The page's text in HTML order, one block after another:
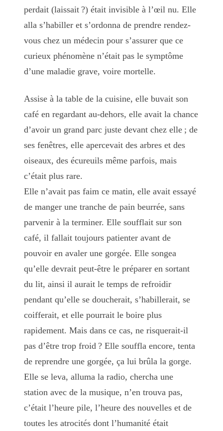
perdait (laissait ?) était invisible à l’œil nu. Elle
alla s’habiller et s’ordonna de prendre rendez-
vous chez un médecin pour s’assurer que ce
curieux phénomène n’était pas le symptôme
d’une maladie grave, voire mortelle.
Assise à la table de la cuisine, elle buvait son
café en regardant au-dehors, elle avait la chance
d’avoir un grand parc juste devant chez elle ; de
ses fenêtres, elle apercevait des arbres et des
oiseaux, des écureuils même parfois, mais
c’était plus rare.
Elle n’avait pas faim ce matin, elle avait essayé
de manger une tranche de pain beurrée, sans
parvenir à la terminer. Elle soufflait sur son
café, il fallait toujours patienter avant de
pouvoir en avaler une gorgée. Elle songea
qu’elle devrait peut-être le préparer en sortant
du lit, ainsi il aurait le temps de refroidir
pendant qu’elle se doucherait, s’habil­lerait, se
coifferait, et elle pourrait le boire plus
rapidement. Mais dans ce cas, ne risquerait-il
pas d’être trop froid ? Elle souffla encore, tenta
de reprendre une gorgée, ça lui brûla la gorge.
Elle se leva, alluma la radio, chercha une
station avec de la musique, n’en trouva pas,
c’était l’heure pile, l’heure des nouvelles et de
toutes les atrocités dont l’humanité était